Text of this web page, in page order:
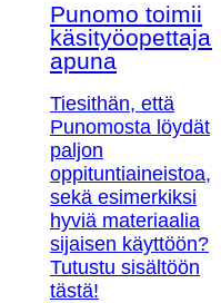
Punomo toimii
apuna
Tiesithän, että
Punomosta löydät
paljon
oppituntiaineistoa,
sekä esimerkiksi
hyviä materiaalia
sijaisen käyttöön?
Tutustu sisältöön
tästä!